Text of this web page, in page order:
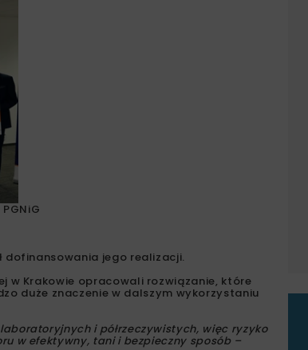
dofinansowania jego realizacji.
w Krakowie opracowali rozwiązanie, które
duże znaczenie w dalszym wykorzystaniu
i półrzeczywistych, więc ryzyko
w efektywny, tani i bezpieczny sposób –